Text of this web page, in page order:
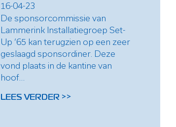
16-04-23
De sponsorcommissie van
Lammerink Installatiegroep Set-
Up ’65 kan terugzien op een zeer
geslaagd sponsordiner. Deze
vond plaats in de kantine van
hoof...
LEES VERDER >>